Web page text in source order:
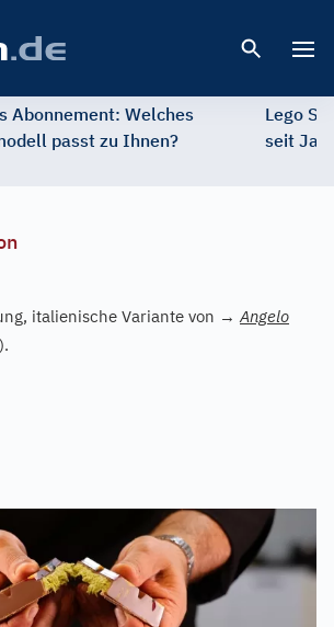
Abonnement: Welches
passt zu Ihnen?
Lego
seit
italienische Variante von →Angelo